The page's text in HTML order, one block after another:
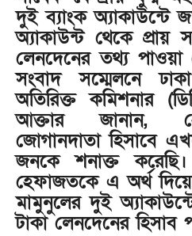
দুই ব্যাংক অ্যাকাউন্টে
অ্যাকাউন্ট থেকে প্রায়
লেনদেনের তথ্য
সংবাদ সম্মেলনে
অতিরিক্ত কমিশনার
আক্তার জানান,
জোগানদাতা হিসাবে
জনকে শনাক্ত
হেফাজতকে এ অর্থ
মামুনুলের দুই
টাকা লেনদেনের হিসাব